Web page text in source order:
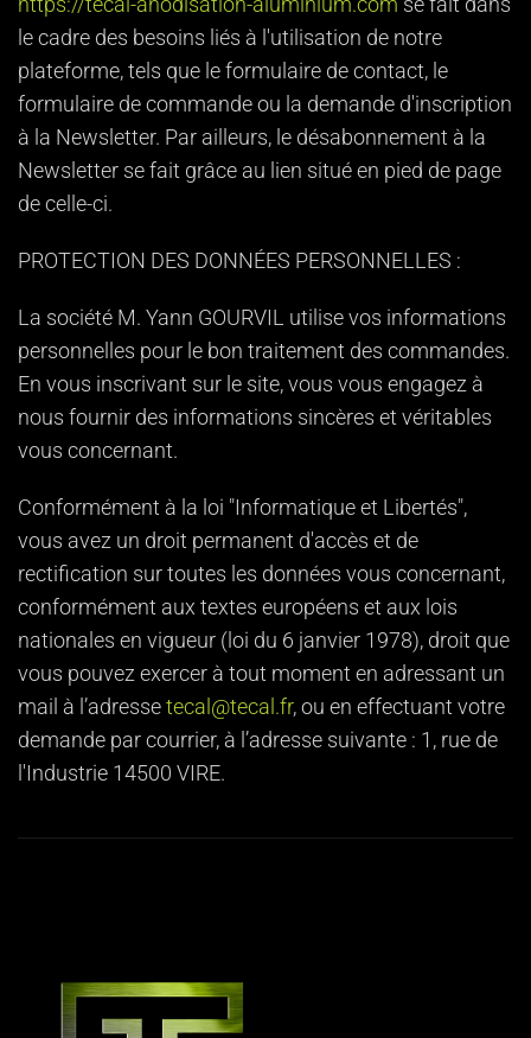
le cadre des besoins liés à l'utilisation de notre
plateforme, tels que le formulaire de contact, le
formulaire de commande ou la demande d'inscription
à la Newsletter. Par ailleurs, le désabonnement à la
Newsletter se fait grâce au lien situé en pied de page
de celle-ci.
PROTECTION DES DONNÉES PERSONNELLES :
La société M. Yann GOURVIL utilise vos informations
personnelles pour le bon traitement des commandes.
En vous inscrivant sur le site, vous vous engagez à
nous fournir des informations sincères et véritables
vous concernant.
Conformément à la loi "Informatique et Libertés",
vous avez un droit permanent d'accès et de
rectification sur toutes les données vous concernant,
conformément aux textes européens et aux lois
nationales en vigueur (loi du 6 janvier 1978), droit que
vous pouvez exercer à tout moment en adressant un
mail à l’adressetecal@tecal.fr, ou en effectuant votre
demande par courrier, à l’adresse suivante : 1, rue de
l'Industrie 14500 VIRE.